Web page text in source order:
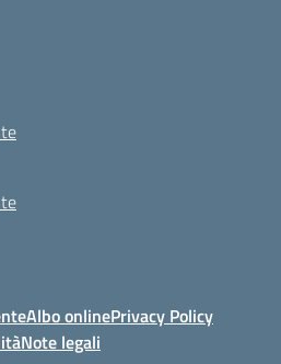
Albo onlinePrivacy Policy
Note legali